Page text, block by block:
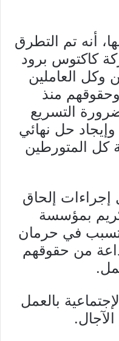
أنه تم التطرق
كاكتوس برود
وكل العاملين
منذ
التسريع
حل نهائي
كل المتورطين
إجراءات إلحاق
بمؤسسة
تسبب في حرمان
من حقوقهم
بالعمل